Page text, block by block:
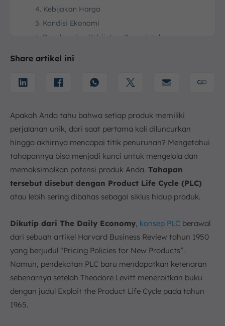
4. Kebijakan Harga
5. Kondisi Ekonomi
6. Regulasi dan Kebijakan Pemerintah
Tantangan dalam Product Life Cycle
3. Biaya Pemasaran dan Pengembangan Produk
4. Pengelolaan Sumber Daya yang Efisien
5. Menentukan Waktu yang Tepat untuk
Menghentikan Produk
6. Kendala pada Inovasi dan Adaptasi
7. Fluktuasi Ekonomi dan Pasar
8. Kesulitan dalam Menjaga Keuntungan
Produk
1. Strategi Pengenalan (Introduction)
2. Strategi Pertumbuhan (Growth)
3. Strategi Kematangan (Maturity)
4. Strategi Penurunan (Decline)
5. Strategi Diversifikasi Produk
Contoh Penerapan Product Life Cycle di Berbagai
Share artikel ini
Apakah Anda tahu bahwa setiap produk memiliki
perjalanan unik, dari saat pertama kali diluncurkan
hingga akhirnya mencapai titik penurunan? Mengetahui
tahapannya bisa menjadi kunci untuk mengelola dan
memaksimalkan potensi produk Anda. Tahapan
tersebut disebut dengan Product Life Cycle (PLC)
atau lebih sering dibahas sebagai siklus hidup produk.
Dikutip dari The Daily Economy, konsep PLC berawal
dari sebuah artikel Harvard Business Review tahun 1950
yang berjudul “Pricing Policies for New Products”.
Namun, pendekatan PLC baru mendapatkan ketenaran
sebenarnya setelah Theodore Levitt menerbitkan buku
dengan judul Exploit the Product Life Cycle pada tahun
1965.